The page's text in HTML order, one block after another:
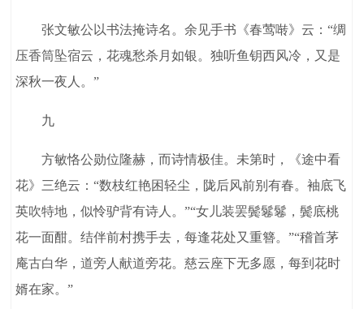
张文敏公以书法掩诗名。余见手书《春莺啭》云：“绸
压香筒坠宿云，花魂愁杀月如银。独听鱼钥西风冷，又是
深秋一夜人。”
九
方敏恪公勋位隆赫，而诗情极佳。未第时，《途中看
花》三绝云：“数枝红艳困轻尘，陇后风前别有春。袖底飞
英吹特地，似怜驴背有诗人。”“女儿装罢鬓鬈鬈，鬓底桃
花一面酣。结伴前村携手去，每逢花处又重簪。”“稽首茅
庵古白华，道旁人献道旁花。慈云座下无多愿，每到花时
婿在家。”